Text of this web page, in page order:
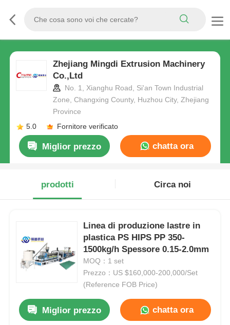
Zhejiang Mingdi Extrusion Machinery
Co.,Ltd
No. 1, Xianghu Road, Si'an Town Industrial
Zone, Changxing County, Huzhou City, Zhejiang
Province
5.0
Fornitore verificato
Miglior prezzo chatta ora
prodotti Circa noi
Linea di produzione lastre in
plastica PS HIPS PP 350-
1500kg/h Spessore 0.15-2.0mm
MOQ：1 set
Prezzo：US $160,000-200,000/Set
(Reference FOB Price)
Miglior prezzo chatta ora